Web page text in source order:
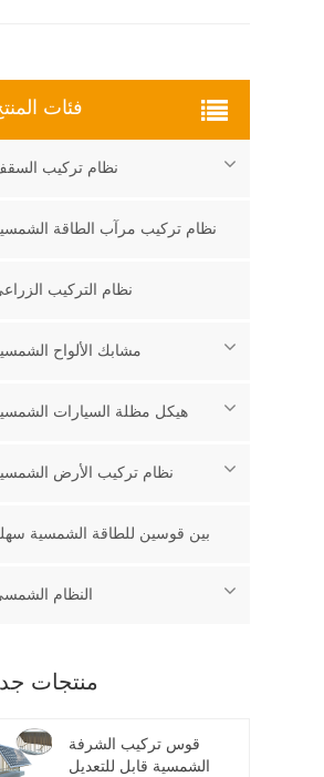
فئات
نظام تركيب
نظام تركيب مرآب الطاقة
نظام التركيب
مشابك الألواح
هيكل مظلة السيارات
نظام تركيب الأرض
بين قوسين للطاقة الشمسية
النظام
منتجات
قوس تركيب الشرفة
الشمسية قابل للتعديل